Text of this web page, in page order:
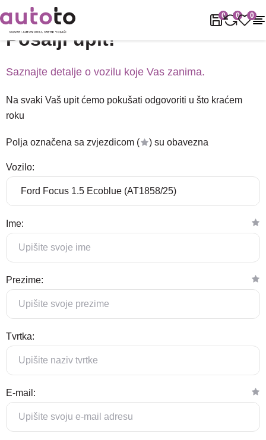
0 0 0
Naslovnica Podrška
Pošalji upit!
Saznajte detalje o vozilu koje Vas zanima.
Na svaki Vaš upit ćemo pokušati odgovoriti u što kraćem
roku
Polja označena sa zvjezdicom ( ) su obavezna
Vozilo:
Ime:
Prezime:
Tvrtka:
E-mail: